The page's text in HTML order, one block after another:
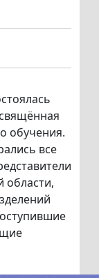
обучения.
все
области,